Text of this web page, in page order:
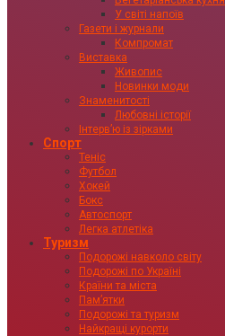
У світі напоїв
Газети і журнали
Компромат
Виставка
Живопис
Новинки моди
Знаменитості
Любовні історії
Інтервʼю із зірками
Спорт
Теніс
Футбол
Хокей
Бокс
Автоспорт
Легка атлетіка
Туризм
Подорожі навколо світу
Подорожі по Україні
Країни та міста
Пам’ятки
Подорожі та туризм
Найкращі курорти